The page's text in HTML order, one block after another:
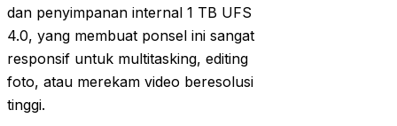
dan penyimpanan internal 1 TB UFS
4.0, yang membuat ponsel ini sangat
responsif untuk multitasking, editing
foto, atau merekam video beresolusi
tinggi.